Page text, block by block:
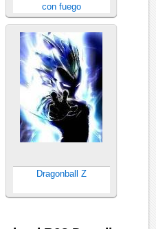
con fuego
Dragonball Z